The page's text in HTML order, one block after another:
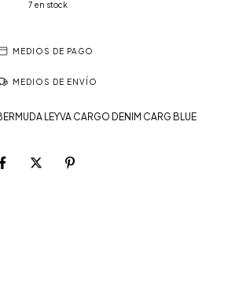
7 en stock
MEDIOS DE PAGO
MEDIOS DE ENVÍO
LEYVA CARGO DENIM CARG BLUE